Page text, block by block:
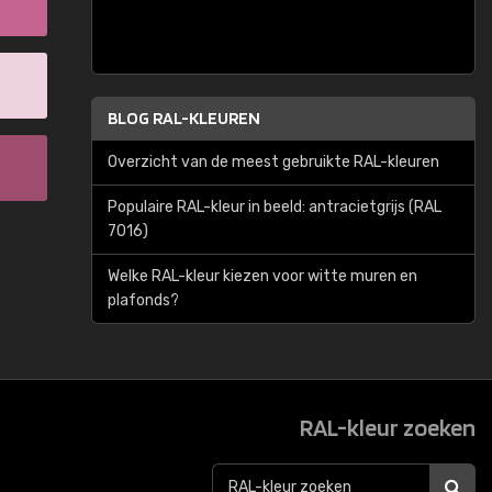
BLOG RAL-KLEUREN
Overzicht van de meest gebruikte RAL-kleuren
Populaire RAL-kleur in beeld: antracietgrijs (RAL
7016)
Welke RAL-kleur kiezen voor witte muren en
plafonds?
RAL-kleur zoeken